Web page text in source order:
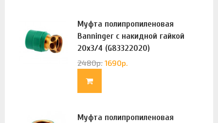
Муфта полипропиленовая
Banninger с накидной гайкой
20х3/4 (G83322020)
2480р. 1690р.
Муфта полипропиленовая